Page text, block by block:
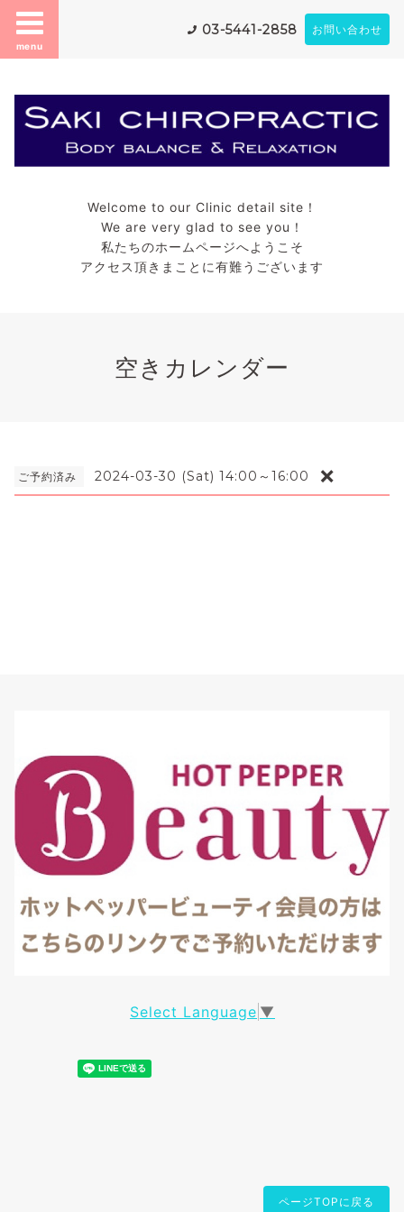
menu
03-5441-2858 お問い合わせ
Welcome to our Clinic detail site！
We are very glad to see you！
私たちのホームページへようこそ
アクセス頂きまことに有難うございます
空きカレンダー
ご予約済み 2024-03-30 (Sat) 14:00～16:00 ❌
Select Language ▼
ページTOPに戻る